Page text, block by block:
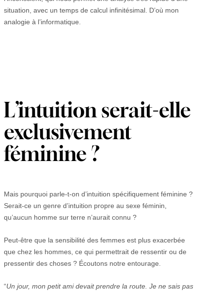
situation, avec un temps de calcul infinitésimal. D’où mon
analogie à l’informatique.
L’intuition serait-elle
exclusivement
féminine ?
Mais pourquoi parle-t-on d’intuition spécifiquement féminine ?
Serait-ce un genre d’intuition propre au sexe féminin,
qu’aucun homme sur terre n’aurait connu ?
Peut-être que la sensibilité des femmes est plus exacerbée
que chez les hommes, ce qui permettrait de ressentir ou de
pressentir des choses ? Écoutons notre entourage.
“Un jour, mon petit ami devait prendre la route. Je ne sais pas